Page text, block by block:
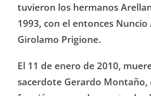
tuvieron los hermanos
1993, con el entonces
Girolamo Prigione.
El 11 de enero de 2010,
sacerdote Gerardo Montaño,